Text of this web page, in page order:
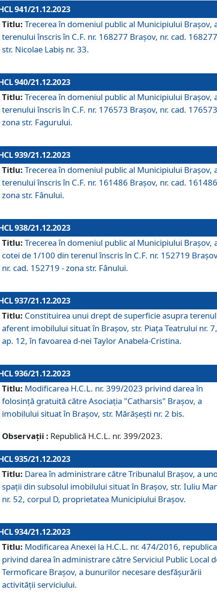
941/21.12.2023
Titlu: Trecerea în domeniul public al Municipiului Braşov,
terenului înscris în C.F. nr. 168277 Brașov, nr. cad.
str. Nicolae Labiș nr. 33.
940/21.12.2023
Titlu: Trecerea în domeniul public al Municipiului Braşov,
terenului înscris în C.F. nr. 176573 Brașov, nr. cad.
zona str. Fagurului.
939/21.12.2023
Titlu: Trecerea în domeniul public al Municipiului Braşov,
terenului înscris în C.F. nr. 161486 Brașov, nr. cad.
zona str. Fânului.
938/21.12.2023
Titlu: Trecerea în domeniul public al Municipiului Braşov,
cotei de 1/100 din terenul înscris în C.F. nr. 152719
nr. cad. 152719 - zona str. Fânului.
937/21.12.2023
Titlu: Constituirea unui drept de superficie asupra
aferent imobilului situat în Brașov, str. Piața Teatrului nr. 7,
ap. 12, în favoarea d-nei Taylor Anabela-Cristina.
936/21.12.2023
Titlu: Modificarea H.C.L. nr. 399/2023 privind darea în
folosinţă gratuită către Asociaţia "Catharsis" Brașov, a
imobilului situat în Braşov, str. Mărăşeşti nr. 2 bis.
Observații : Republică H.C.L. nr. 399/2023.
935/21.12.2023
Titlu: Darea în administrare către Tribunalul Brașov, a
spații din subsolul imobilului situat în Brașov, str. Iuliu
nr. 52, corpul D, proprietatea Municipiului Brașov.
934/21.12.2023
Titlu: Modificarea Anexei la H.C.L. nr. 474/2016,
privind darea în administrare către Serviciul Public Local
Termoficare Braşov, a bunurilor necesare desfăşurării
activităţii serviciului.